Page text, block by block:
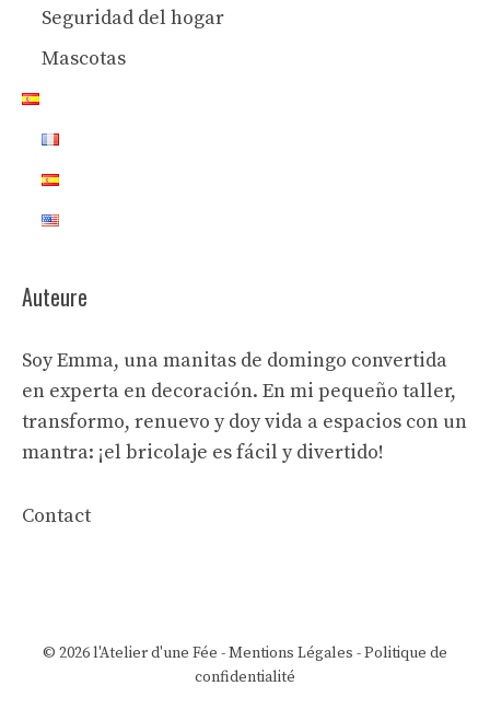
Seguridad del hogar
Mascotas
Auteure
Soy Emma, una manitas de domingo convertida
en experta en decoración. En mi pequeño taller,
transformo, renuevo y doy vida a espacios con un
mantra: ¡el bricolaje es fácil y divertido!
Contact
© 2026 l'Atelier d'une Fée -Mentions Légales -Politique de
confidentialité